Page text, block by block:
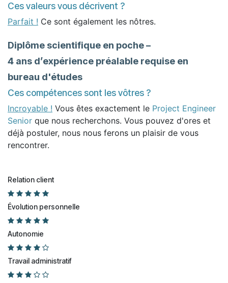
Ces valeurs vous décrivent ?
Parfait ! Ce sont également les nôtres.
Diplôme scientifique en poche –
4 ans d’expérience préalable requise en
bureau d'études
Ces compétences sont les vôtres ?
Incroyable ! Vous êtes exactement le Project Engineer
Senior que nous recherchons. Vous pouvez d'ores et
déjà postuler, nous nous ferons un plaisir de vous
rencontrer.
Relation client
Évolution personnelle
Autonomie
Travail administratif